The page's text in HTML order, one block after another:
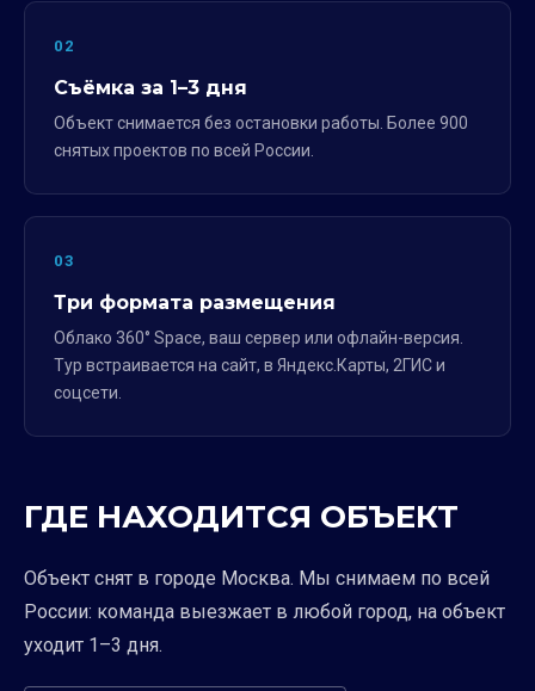
02
Съёмка за 1–3 дня
Объект снимается без остановки работы. Более 900
снятых проектов по всей России.
03
Три формата размещения
Облако 360° Space, ваш сервер или офлайн-версия.
Тур встраивается на сайт, в Яндекс.Карты, 2ГИС и
соцсети.
ГДЕ НАХОДИТСЯ ОБЪЕКТ
Объект снят в городе Москва. Мы снимаем по всей
России: команда выезжает в любой город, на объект
уходит 1–3 дня.